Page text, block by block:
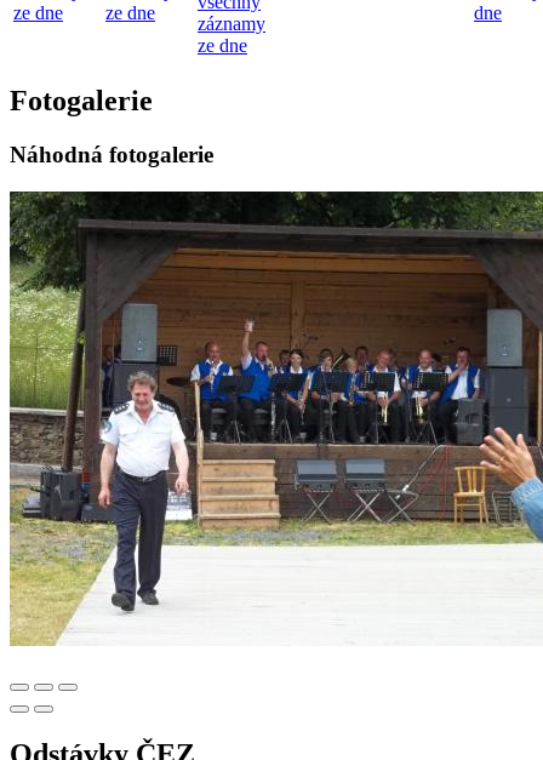
ze dne
ze dne
záznamy
ze dne
dne
Fotogalerie
Náhodná fotogalerie
Odstávky ČEZ